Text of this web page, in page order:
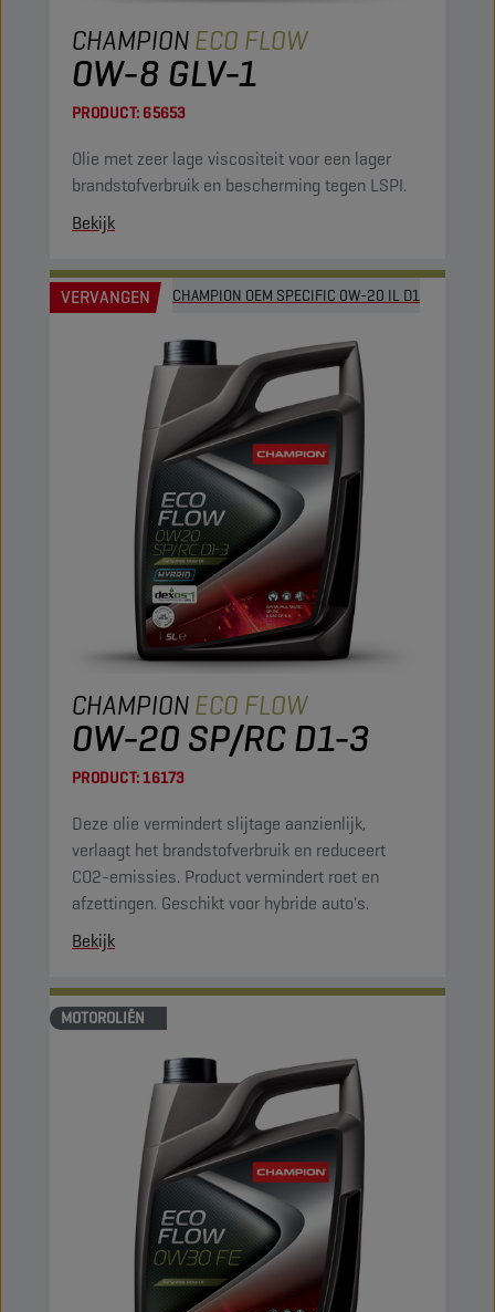
CHAMPIONECO FLOW
0W-8 GLV-1
PRODUCT: 65653
Olie met zeer lage viscositeit voor een lager
brandstofverbruik en bescherming tegen LSPI.
Bekijk
VERVANGEN CHAMPION OEM SPECIFIC 0W-20 IL D1
CHAMPIONECO FLOW
0W-20 SP/RC D1-3
PRODUCT:16173
Deze olie vermindert slijtage aanzienlijk,
verlaagt het brandstofverbruik en reduceert
CO2-emissies. Product vermindert roet en
afzettingen. Geschikt voor hybride auto's.
Bekijk
MOTOROLIËN